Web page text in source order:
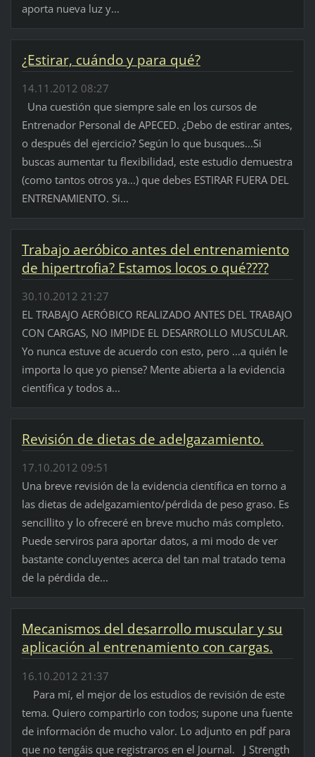
aporta nueva luz y...
¿Estirar, cuándo y para qué?
14.11.2012 08:27
Una cuestión que siempre sale en los cursos de
Entrenador Personal de APECED. ¿Debo de estirar antes,
o después del ejercicio? Según lo que busques...Si
buscas aumentar tu flexibilidad, este estudio demuestra
(como tantos otros ya...) que debes ESTIRAR FUERA DEL
ENTRENAMIENTO. Si...
Trabajo aeróbico antes del entrenamiento
de hipertrofia? Estamos locos o qué????
30.10.2012 21:27
EL TRABAJO AERÓBICO REALIZADO ANTES DEL TRABAJO
CON CARGAS, NO IMPIDE EL DESARROLLO MUSCULAR.
Yo nunca estuve de acuerdo con esto, pero ...a quién le
importa lo que yo piense? Mente abierta a la evidencia
científica y todos a...
Revisión de dietas de adelgazamiento.
17.10.2012 09:51
Una breve revisión de la evidencia científica en torno a
las dietas de adelgazamiento/pérdida de peso graso. Es
sencillito y lo ofreceré en breve mucho más completo.
Puede serviros para aportar datos, a mi modo de ver
bastante concluyentes acerca del tan mal tratado tema
de la pérdida de...
Mecanismos del desarrollo muscular y su
aplicación al entrenamiento con cargas.
16.10.2012 21:37
Para mí, el mejor de los estudios de revisión de este
tema. Quiero compartirlo con todos; supone una fuente
de información de mucho valor. Lo adjunto en pdf para
que no tengáis que registraros en el Journal. J Strength